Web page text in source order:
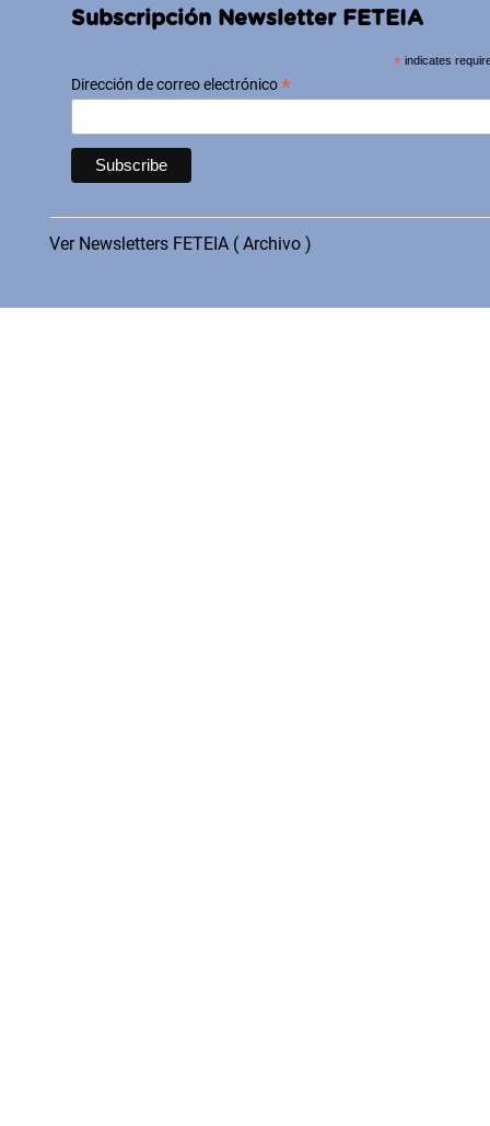
Subscripción Newsletter FETEIA
* indicates
Dirección de correo electrónico*
Ver Newsletters FETEIA ( Archivo )